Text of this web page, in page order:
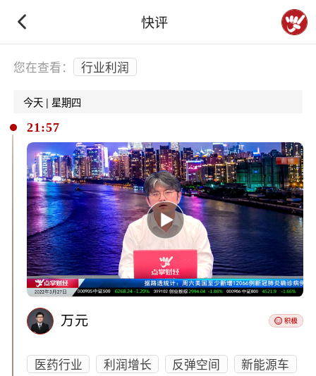
快评
下拉刷新
您在查看： 行业利润
今天 | 星期四
21:57
万元
医药行业 利润增长 反弹空间
新能源车